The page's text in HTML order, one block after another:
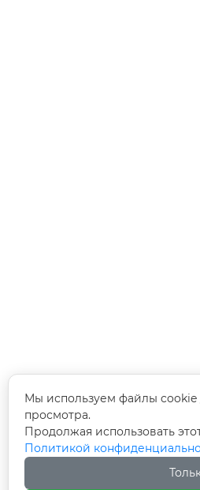
Мы используем файлы
просмотра.
Продолжая использовать
Политикой